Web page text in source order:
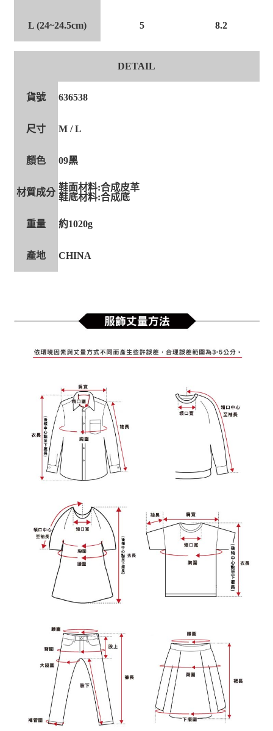
L (24~24.5cm) 5 8.2
DETAIL
貨號 636538
尺寸 M / L
顏色 09黑
材質成分 鞋面材料:合成皮革
鞋底材料:合成底
重量 約1020g
產地 CHINA